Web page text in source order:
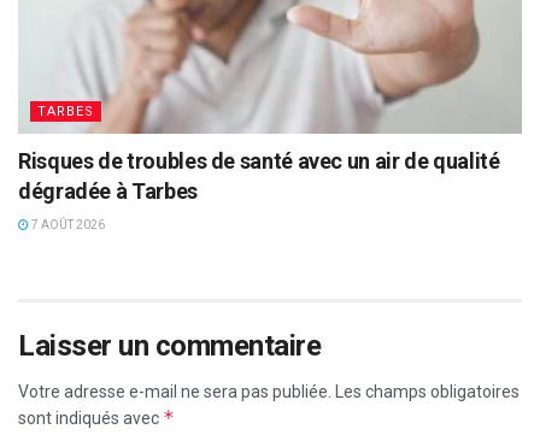
TARBES
Risques de troubles de santé avec un air de qualité
dégradée à Tarbes
7 AOÛT 2026
Laisser un commentaire
Votre adresse e-mail ne sera pas publiée. Les champs obligatoires
sont indiqués avec *